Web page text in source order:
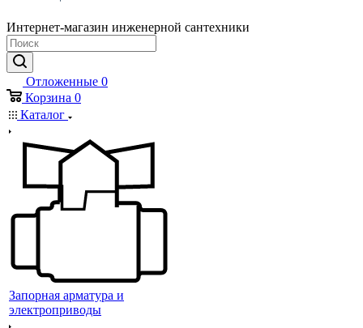
Интернет-магазин инженерной сантехники
Отложенные 0
Корзина 0
Каталог
Запорная арматура и
электроприводы